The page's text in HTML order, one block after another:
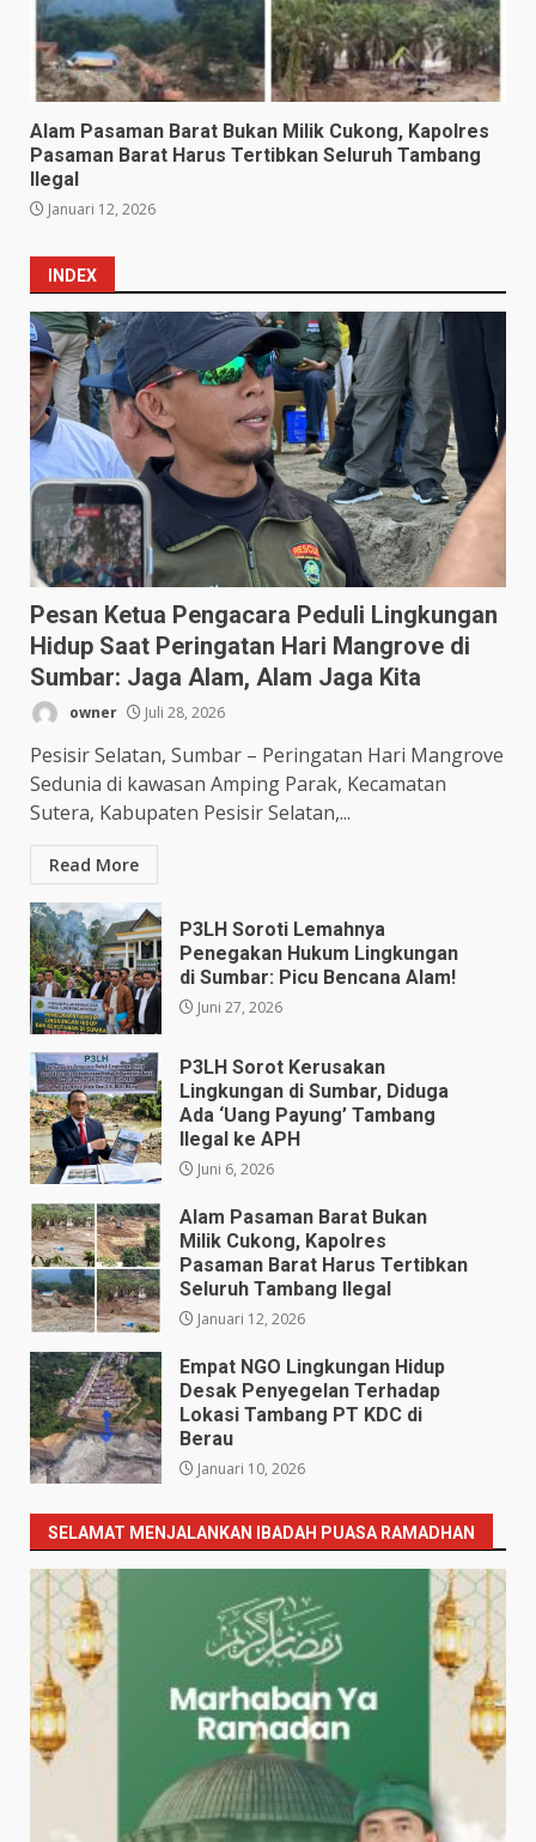
Alam Pasaman Barat Bukan Milik Cukong, Kapolres
Pasaman Barat Harus Tertibkan Seluruh Tambang
Ilegal
Januari 12, 2026
INDEX
Pesan Ketua Pengacara Peduli Lingkungan
Hidup Saat Peringatan Hari Mangrove di
Sumbar: Jaga Alam, Alam Jaga Kita
owner Juli 28, 2026
Pesisir Selatan, Sumbar – Peringatan Hari Mangrove
Sedunia di kawasan Amping Parak, Kecamatan
Sutera, Kabupaten Pesisir Selatan,...
Read More
P3LH Soroti Lemahnya
Penegakan Hukum Lingkungan
di Sumbar: Picu Bencana Alam!
Juni 27, 2026
P3LH Sorot Kerusakan
Lingkungan di Sumbar, Diduga
Ada ‘Uang Payung’ Tambang
Ilegal ke APH
Juni 6, 2026
Alam Pasaman Barat Bukan
Milik Cukong, Kapolres
Pasaman Barat Harus Tertibkan
Seluruh Tambang Ilegal
Januari 12, 2026
Empat NGO Lingkungan Hidup ​
Desak Penyegelan Terhadap
Lokasi Tambang PT KDC di
Berau
Januari 10, 2026
SELAMAT MENJALANKAN IBADAH PUASA RAMADHAN